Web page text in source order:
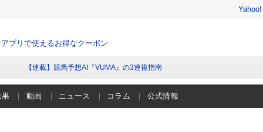
プリで使えるお得なクーポン
【連載】競馬予想AI『VUMA』の3連複指南
果 動画 ニュース コラム 公式情報